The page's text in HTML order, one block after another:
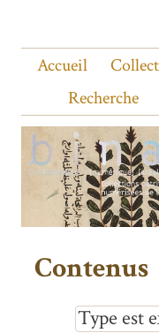
Accueil
Recherche
Contenus
Type est